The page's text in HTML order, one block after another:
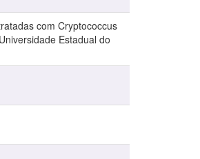
com Cryptococcus
Estadual do